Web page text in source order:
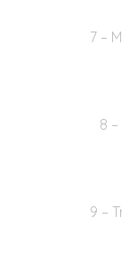
7 –
8
9 –